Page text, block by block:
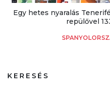
Egy hetes nyaralás
repülővel
KERESÉS